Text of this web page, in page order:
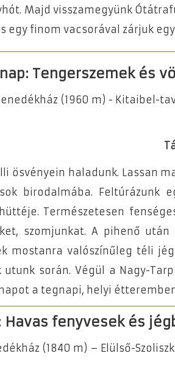
Majd visszamegyünk
egy finom vacsorával zárjuk
Tengerszemek és
(1960 m) - Kitaibel-
ösvényein haladunk. Lassan
birodalmába. Feltúrázunk
Természetesen
szomjunkat. A pihenő
mostanra valószínűleg téli
során. Végül a Nagy-
a tegnapi, helyi
Havas fenyvesek és
(1840 m) – Elülső-